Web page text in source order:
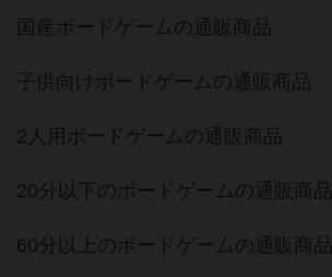
国産ボードゲームの通販商品
子供向けボードゲームの通販商品
2人用ボードゲームの通販商品
20分以下のボードゲームの通販商品
60分以上のボードゲームの通販商品